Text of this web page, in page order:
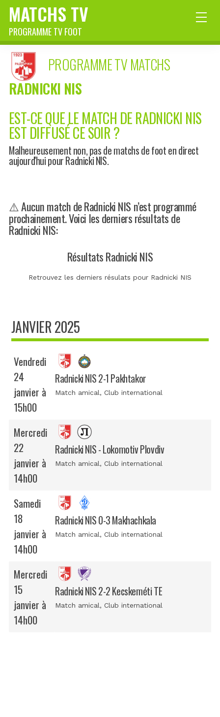
MATCHS TV
PROGRAMME TV FOOT
PROGRAMME TV MATCHS
RADNICKI NIS
EST-CE QUE LE MATCH DE RADNICKI NIS
EST DIFFUSÉ CE SOIR ?
Malheureusement non, pas de matchs de foot en direct
aujourd'hui pour Radnicki NIS.
⚠️ Aucun match de Radnicki NIS n’est programmé
prochainement. Voici les derniers résultats de
Radnicki NIS:
Résultats Radnicki NIS
Retrouvez les derniers résulats pour Radnicki NIS
JANVIER 2025
Vendredi
24
janvier à
15h00
Radnicki NIS 2-1 Pakhtakor
Match amical, Club international
Mercredi
22
janvier à
14h00
Radnicki NIS - Lokomotiv Plovdiv
Match amical, Club international
Samedi
18
janvier à
14h00
Radnicki NIS 0-3 Makhachkala
Match amical, Club international
Mercredi
15
janvier à
14h00
Radnicki NIS 2-2 Kecskeméti TE
Match amical, Club international